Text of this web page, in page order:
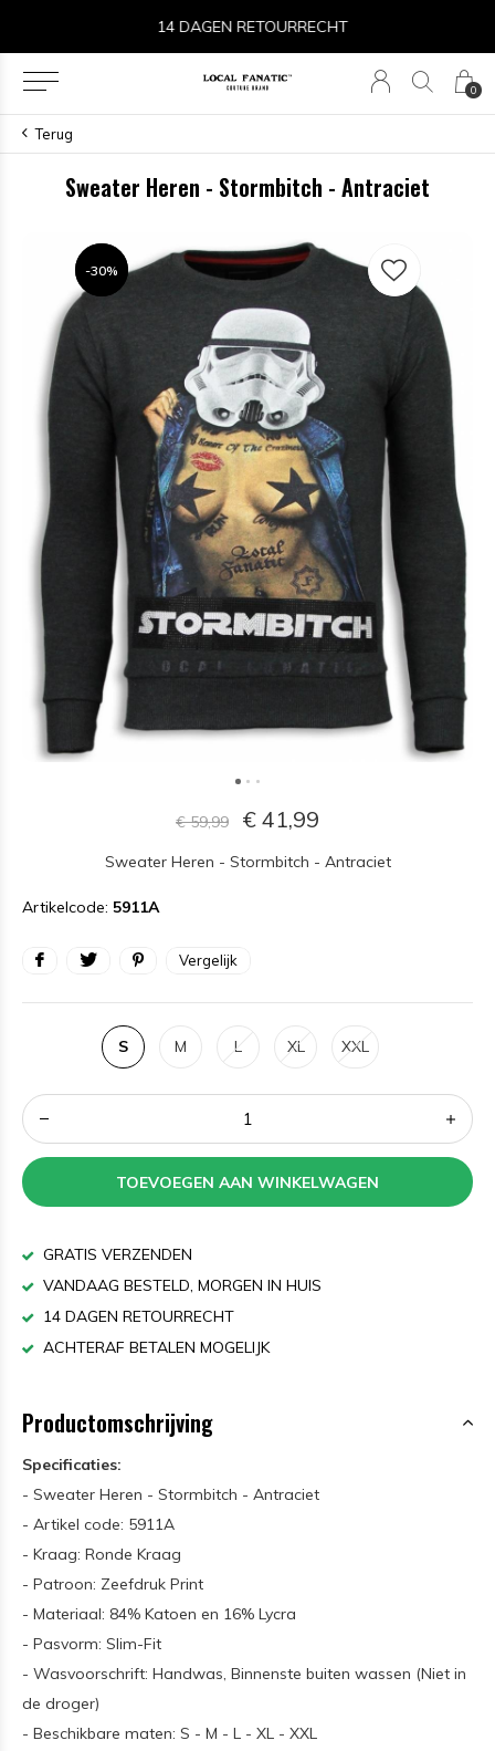
0
14 DAGEN RETOURRECHT
Terug
Sweater Heren - Stormbitch - Antraciet
-30%
-30%
€ 59,99 € 41,99
Sweater Heren - Stormbitch - Antraciet
Artikelcode: 5911A
Vergelijk
S M L XL XXL
TOEVOEGEN AAN WINKELWAGEN
GRATIS VERZENDEN
VANDAAG BESTELD, MORGEN IN HUIS
14 DAGEN RETOURRECHT
ACHTERAF BETALEN MOGELIJK
Productomschrijving
Specificaties:
- Sweater Heren - Stormbitch - Antraciet
- Artikel code: 5911A
- Kraag: Ronde Kraag
- Patroon: Zeefdruk Print
- Materiaal: 84% Katoen en 16% Lycra
- Pasvorm: Slim-Fit
- Wasvoorschrift: Handwas, Binnenste buiten wassen (Niet in
de droger)
- Beschikbare maten: S - M - L - XL - XXL